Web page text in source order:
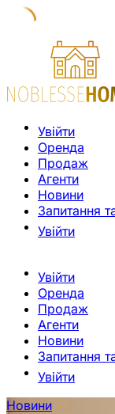
Увійти
Оренда
Продаж
Агенти
Новини
Запитання
Увійти
Увійти
Оренда
Продаж
Агенти
Новини
Запитання
Увійти
Новини